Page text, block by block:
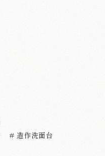
# 造作洗面台